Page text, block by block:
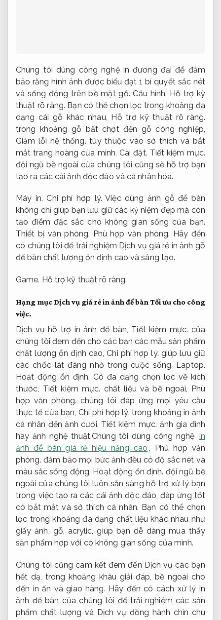
Chúng tôi dùng công nghệ in đương đại để đảm
bảo rằng hình ảnh được biểu đạt 1 bí quyết sắc nét
và sống động trên bề mặt gỗ.Cấu hình. Hỗ trợ kỹ
thuật rõ ràng. Bạn có thể chọn lọc trong khoảng đa
dạng cái gỗ khác nhau, Hỗ trợ kỹ thuật rõ ràng.
trong khoảng gỗ bất chợt đến gỗ công nghiệp,
Giảm lỗi hệ thống. tùy thuộc vào sở thích và bắt
mắt trang hoàng của mình.Cài đặt. Tiết kiệm mực.
đội ngũ bề ngoài của chúng tôi cũng sẽ hỗ trợ bạn
tạo ra các cái ảnh độc đáo và cá nhân hóa.
Máy in. Chi phí hợp lý. Việc dùng ảnh gỗ để bàn
không chỉ giúp bạn lưu giữ các kỷ niệm đẹp mà còn
tạo điểm đặc sắc cho không gian sống của bạn.
Thiết bị văn phòng. Phù hợp văn phòng. Hãy đến
có chúng tôi để trải nghiệm Dịch vụ giá rẻ in ảnh gỗ
để bàn chất lượng ổn định cao và sáng tạo.
Game. Hỗ trợ kỹ thuật rõ ràng.
Hạng mục Dịch vụ giá rẻ in ảnh để bàn Tối ưu cho công
việc.
Dịch vụ hỗ trợ in ảnh để bàn, Tiết kiệm mực. của
chúng tôi đem đến cho các bạn các mẫu sản phẩm
chất lượng ổn định cao,Chi phí hợp lý. giúp lưu giữ
các chốc lát đáng nhớ trong cuộc sống. Laptop.
Hoạt động ổn định. Có đa dạng chọn lọc về kích
thước, Tiết kiệm mực. chất liệu và bề ngoài, Phù
hợp văn phòng. chúng tôi đáp ứng mọi yêu cầu
thực tế của bạn,Chi phí hợp lý. trong khoảng in ảnh
cá nhân đến ảnh cưới, Tiết kiệm mực. ảnh gia đình
hay ảnh nghệ thuật.Chúng tôi dùng công nghệ in
ảnh để bàn giá rẻ hiệu năng cao , Phù hợp văn
phòng. đảm bảo mọi bức ảnh đều có độ sắc nét và
màu sắc sống động. Hoạt động ổn định. đội ngũ bề
ngoài của chúng tôi luôn sẵn sàng hỗ trợ xử lý bạn
trong việc tạo ra các cái ảnh độc đáo, đáp ứng tốt
có bắt mắt và sở thích cá nhân. Bạn có thể chọn
lọc trong khoảng đa dạng chất liệu khác nhau như
giấy ảnh, gỗ, acrylic, giúp bạn dễ dàng mua thấy
sản phẩm hợp với có không gian sống của mình.
Chúng tôi cũng cam kết đem đến Dịch vụ các bạn
hết dạ, trong khoảng khâu giải đáp, bề ngoài cho
đến in ấn và giao hàng. Hãy đến có cách xử lý in
ảnh để bàn của chúng tôi để trải nghiệm các sản
phẩm chất lượng và Dịch vụ đồng hành chỉn chu